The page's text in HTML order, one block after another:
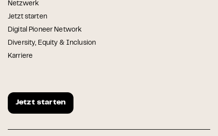
Netzwerk
Jetzt starten
Digital Pioneer Network
Diversity, Equity & Inclusion
Karriere
Jetzt starten